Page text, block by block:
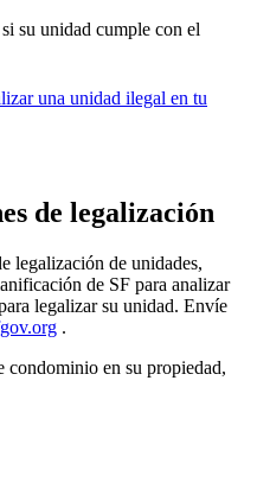
su unidad cumple con el
una unidad ilegal en tu
de legalización
legalización de unidades,
de SF para analizar
legalizar su unidad. Envíe
.
condominio en su propiedad,